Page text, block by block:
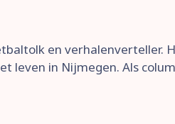
en
leven in Nijmegen. Als